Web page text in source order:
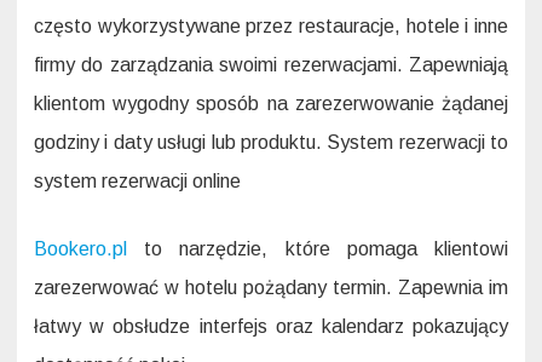
często wykorzystywane przez restauracje, hotele i inne
firmy do zarządzania swoimi rezerwacjami. Zapewniają
klientom wygodny sposób na zarezerwowanie żądanej
godziny i daty usługi lub produktu. System rezerwacji to
system rezerwacji online
Bookero.pl
to narzędzie, które pomaga klientowi
zarezerwować w hotelu pożądany termin. Zapewnia im
łatwy w obsłudze interfejs oraz kalendarz pokazujący